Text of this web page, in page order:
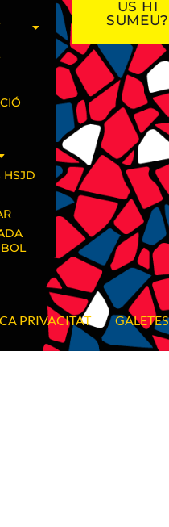
HSJD
US HI
SUMEU?
PRIVACITAT GALETES